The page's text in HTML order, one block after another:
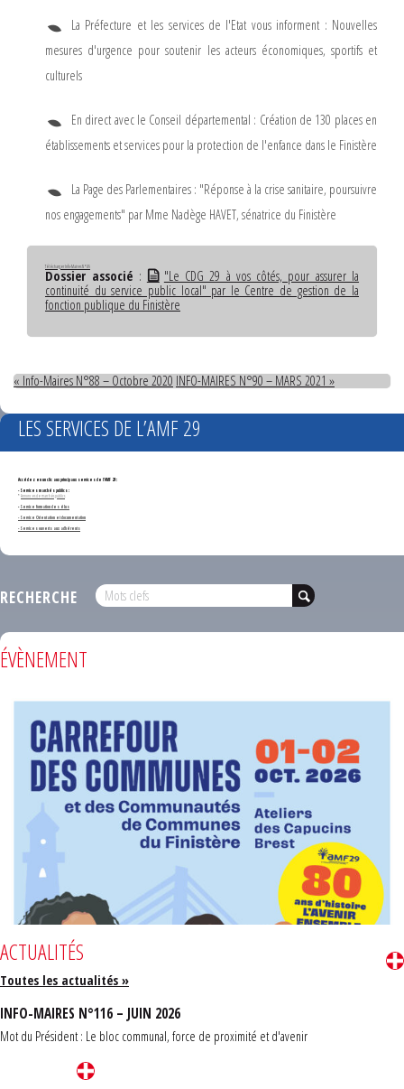
La Préfecture et les services de l'Etat vous informent : Nouvelles
mesures d'urgence pour soutenir les acteurs économiques, sportifs et
culturels
En direct avec le Conseil départemental : Création de 130 places en
établissements et services pour la protection de l'enfance dans le Finistère
La Page des Parlementaires : "Réponse à la crise sanitaire, poursuivre
nos engagements" par Mme Nadège HAVET, sénatrice du Finistère
Télécharger Info-Maires N°89
Dossier associé :
"Le CDG 29 à vos côtés, pour assurer la
continuité du service public local" par le Centre de gestion de la
fonction publique du Finistère
« Info-Maires N°88 – Octobre 2020 INFO-MAIRES N°90 – MARS 2021 »
LES SERVICES DE L’AMF 29
Accédez en un clic aux principaux services de l'AMF 29 :
- Services marchés publics :
*Annonces de marchés publics
-Service formation des élus
- Service Orientation et documentation
- Services ouverts aux adhérents
RECHERCHE
ÉVÈNEMENT
ACTUALITÉS
Toutes les actualités »
INFO-MAIRES N°116 – JUIN 2026
Mot du Président : Le bloc communal, force de proximité et d'avenir